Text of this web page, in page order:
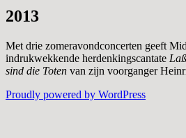
2013
Met drie zomeravondconcerten geeft
indrukwekkende herdenkingscantate
sind die Toten van zijn voorganger
Proudly powered by WordPress